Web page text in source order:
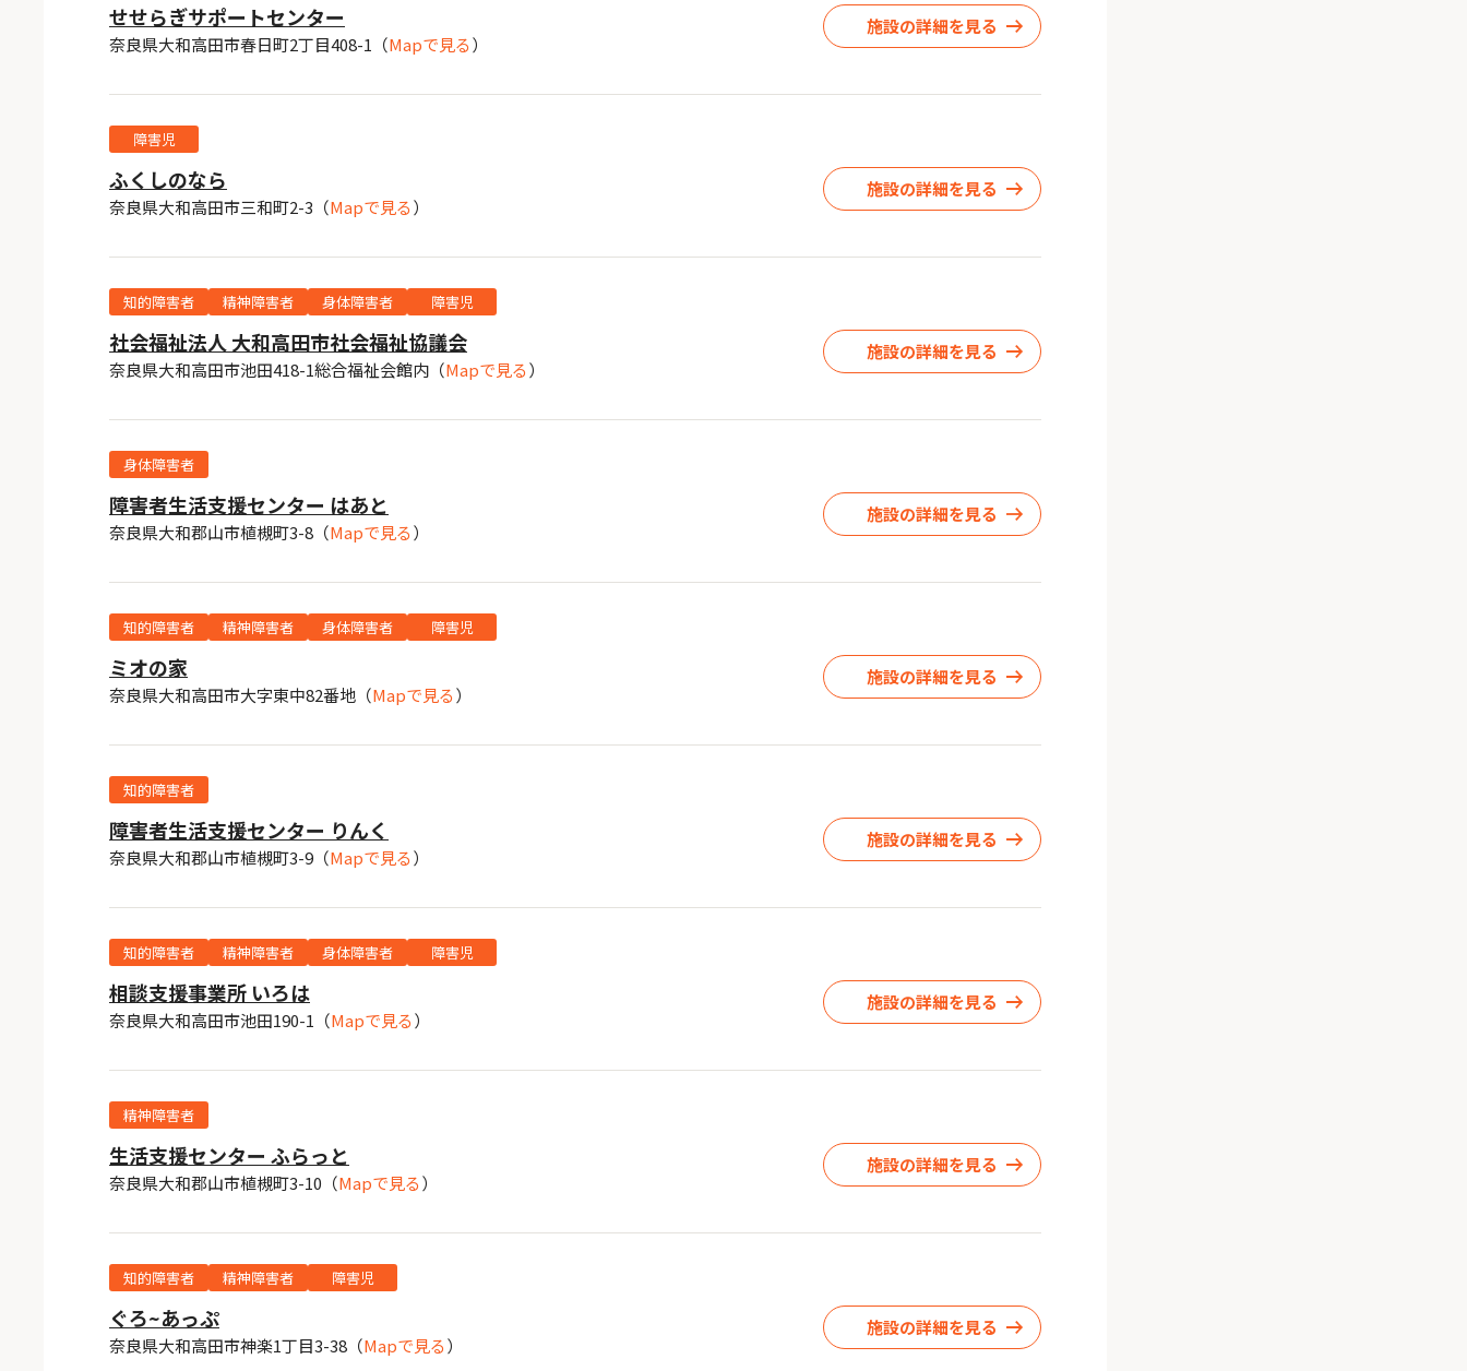
せせらぎサポートセンター
奈良県大和高田市春日町2丁目408-1 （Mapで見る）
施設の詳細を見る
障害児
ふくしのなら
奈良県大和高田市三和町2-3 （Mapで見る）
施設の詳細を見る
知的障害者 精神障害者 身体障害者 障害児
社会福祉法人 大和高田市社会福祉協議会
奈良県大和高田市池田418-1総合福祉会館内 （Mapで見る）
施設の詳細を見る
身体障害者
障害者生活支援センター はあと
奈良県大和郡山市植槻町3-8 （Mapで見る）
施設の詳細を見る
知的障害者 精神障害者 身体障害者 障害児
ミオの家
奈良県大和高田市大字東中82番地 （Mapで見る）
施設の詳細を見る
知的障害者
障害者生活支援センター りんく
奈良県大和郡山市植槻町3-9 （Mapで見る）
施設の詳細を見る
知的障害者 精神障害者 身体障害者 障害児
相談支援事業所 いろは
奈良県大和高田市池田190-1 （Mapで見る）
施設の詳細を見る
精神障害者
生活支援センター ふらっと
奈良県大和郡山市植槻町3-10 （Mapで見る）
施設の詳細を見る
知的障害者 精神障害者 障害児
ぐろ~あっぷ
奈良県大和高田市神楽1丁目3-38 （Mapで見る）
施設の詳細を見る